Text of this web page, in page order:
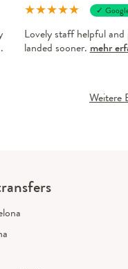
★★★★★ ✓
Lovely staff helpful
landed sooner. mehr
Weitere